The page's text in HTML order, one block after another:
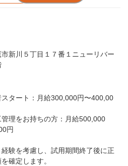
新川５丁目１７番１ニューリバー
スタート：月給300,000円〜400,00
管理をお持ちの方：月給500,000
円
験を考慮し、試用期間終了後に正
確定します。